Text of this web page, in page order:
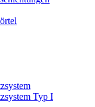
Typ I